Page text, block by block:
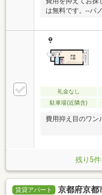
は無料です。--パ
礼金なし
駐車場(近隣含)
費用抑え目のワン
残り5
賃貸アパート
京都府京都